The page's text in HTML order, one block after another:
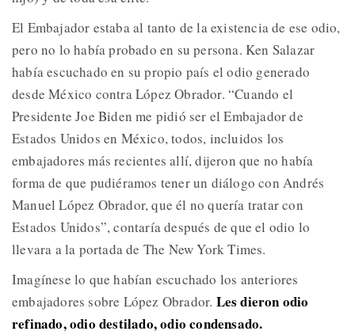
El Embajador estaba al tanto de la existencia de ese odio,
pero no lo había probado en su persona. Ken Salazar
había escuchado en su propio país el odio generado
desde México contra López Obrador. “Cuando el
Presidente Joe Biden me pidió ser el Embajador de
Estados Unidos en México, todos, incluidos los
embajadores más recientes allí, dijeron que no había
forma de que pudiéramos tener un diálogo con Andrés
Manuel López Obrador, que él no quería tratar con
Estados Unidos”, contaría después de que el odio lo
llevara a la portada de The New York Times.
Imagínese lo que habían escuchado los anteriores
embajadores sobre López Obrador. Les dieron odio
refinado, odio destilado, odio condensado.